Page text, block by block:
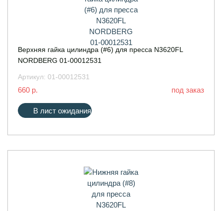
Верхняя гайка цилиндра (#6) для пресса N3620FL
NORDBERG 01-00012531
Артикул: 01-00012531
660 р. под заказ
В лист ожидания